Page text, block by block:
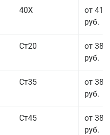
40Х
от 41
руб.
Ст20
от 38
руб.
Ст35
от 38
руб.
Ст45
от 38
руб.